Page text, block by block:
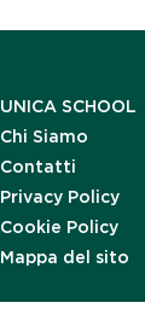
UNICA SCHOOL
Chi Siamo
Contatti
Privacy Policy
Cookie Policy
Mappa del sito